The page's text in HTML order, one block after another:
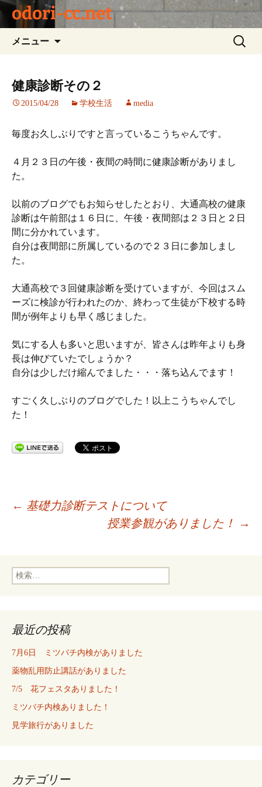
odori-cc.net
メニュー
ツ
キ
プ
検
索:
健康診断その２
2015/04/28 学校生活 media
毎度お久しぶりですと言っているこうちゃんです。
４月２３日の午後・夜間の時間に健康診断がありまし
た。
以前のブログでもお知らせしたとおり、大通高校の健康
診断は午前部は１６日に、午後・夜間部は２３日と２日
間に分かれています。
自分は夜間部に所属しているので２３日に参加しまし
た。
大通高校で３回健康診断を受けていますが、今回はスム
ーズに検診が行われたのか、終わって生徒が下校する時
間が例年よりも早く感じました。
気にする人も多いと思いますが、皆さんは昨年よりも身
長は伸びていたでしょうか？
自分は少しだけ縮んでました・・・落ち込んでます！
すごく久しぶりのブログでした！以上こうちゃんでし
た！
投
ナ
ビ
ゲ
ー
シ
ョ
← 基礎力診断テストについて
授業参観がありました！
→
検
索:
最近の投稿
7月6日 ミツバチ内検がありました
薬物乱用防止講話がありました
7/5 花フェスタありました！
ミツバチ内検ありました！
見学旅行がありました
カテゴリー